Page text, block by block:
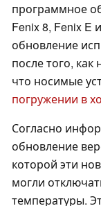
программное
Fenix 8, Fenix E
обновление
после того,
что носимые
погружении в
Согласно
обновление
которой эти
могли
температуры.